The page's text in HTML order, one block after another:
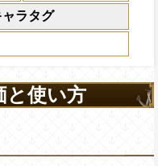
ャラタグえている時、体力満
になる)、全プレイヤ
を30%下げ、自由タ
げる
と使い方